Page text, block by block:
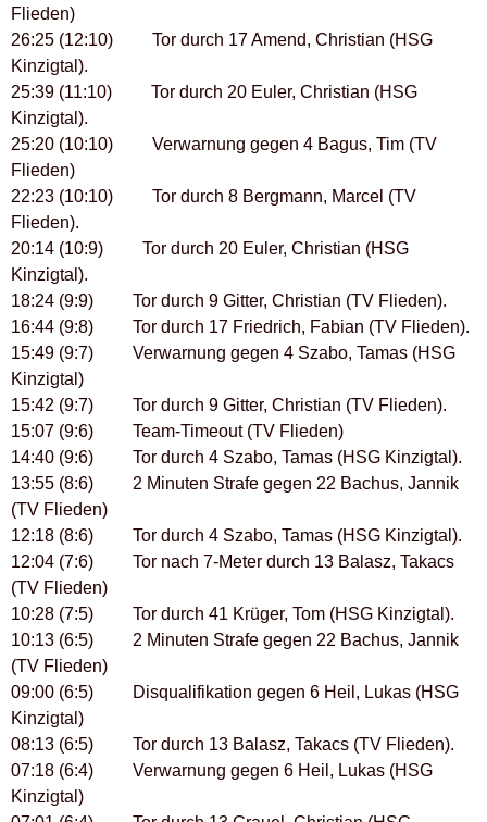
Flieden)
26:25 (12:10) Tor durch 17 Amend, Christian (HSG
Kinzigtal).
25:39 (11:10) Tor durch 20 Euler, Christian (HSG
Kinzigtal).
25:20 (10:10) Verwarnung gegen 4 Bagus, Tim (TV
Flieden)
22:23 (10:10) Tor durch 8 Bergmann, Marcel (TV
Flieden).
20:14 (10:9) Tor durch 20 Euler, Christian (HSG
Kinzigtal).
18:24 (9:9) Tor durch 9 Gitter, Christian (TV Flieden).
16:44 (9:8) Tor durch 17 Friedrich, Fabian (TV Flieden).
15:49 (9:7) Verwarnung gegen 4 Szabo, Tamas (HSG
Kinzigtal)
15:42 (9:7) Tor durch 9 Gitter, Christian (TV Flieden).
15:07 (9:6) Team-Timeout (TV Flieden)
14:40 (9:6) Tor durch 4 Szabo, Tamas (HSG Kinzigtal).
13:55 (8:6) 2 Minuten Strafe gegen 22 Bachus, Jannik
(TV Flieden)
12:18 (8:6) Tor durch 4 Szabo, Tamas (HSG Kinzigtal).
12:04 (7:6) Tor nach 7-Meter durch 13 Balasz, Takacs
(TV Flieden)
10:28 (7:5) Tor durch 41 Krüger, Tom (HSG Kinzigtal).
10:13 (6:5) 2 Minuten Strafe gegen 22 Bachus, Jannik
(TV Flieden)
09:00 (6:5) Disqualifikation gegen 6 Heil, Lukas (HSG
Kinzigtal)
08:13 (6:5) Tor durch 13 Balasz, Takacs (TV Flieden).
07:18 (6:4) Verwarnung gegen 6 Heil, Lukas (HSG
Kinzigtal)